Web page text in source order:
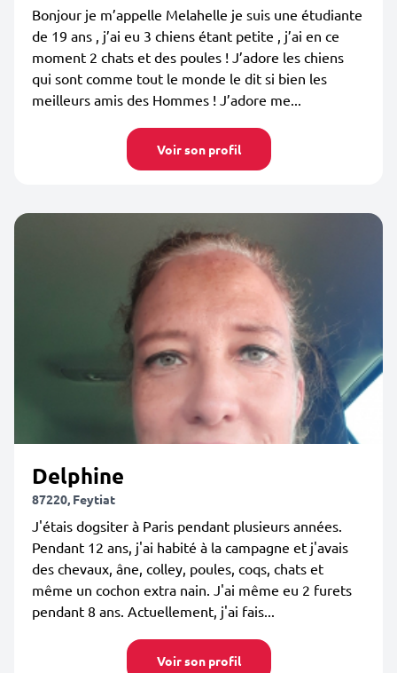
Bonjour je m’appelle Melahelle je suis une étudiante
de 19 ans , j’ai eu 3 chiens étant petite , j’ai en ce
moment 2 chats et des poules ! J’adore les chiens
qui sont comme tout le monde le dit si bien les
meilleurs amis des Hommes ! J’adore me...
Voir son profil
Delphine
87220, Feytiat
J'étais dogsiter à Paris pendant plusieurs années.
Pendant 12 ans, j'ai habité à la campagne et j'avais
des chevaux, âne, colley, poules, coqs, chats et
même un cochon extra nain. J'ai même eu 2 furets
pendant 8 ans. Actuellement, j'ai fais...
Voir son profil